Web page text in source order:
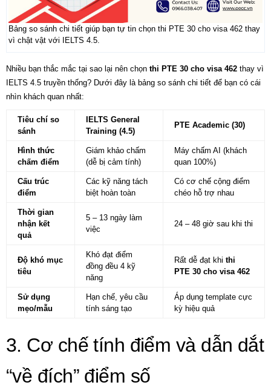
Bảng so sánh chi tiết giúp bạn tự tin chọn thi PTE 30 cho visa 462 thay
vì chật vật với IELTS 4.5.
Nhiều bạn thắc mắc tại sao lại nên chọn thi PTE 30 cho visa 462 thay vì
IELTS 4.5 truyền thống? Dưới đây là bảng so sánh chi tiết để bạn có cái
nhìn khách quan nhất:
Tiêu chí so
sánh
IELTS General
Training (4.5)
PTE Academic (30)
Hình thức
chấm điểm
Giám khảo chấm
(dễ bị cảm tính)
Máy chấm AI (khách
quan 100%)
Cấu trúc
điểm
Các kỹ năng tách
biệt hoàn toàn
Có cơ chế cộng điểm
chéo hỗ trợ nhau
Thời gian
nhận kết
quả
5 – 13 ngày làm
việc
24 – 48 giờ sau khi thi
Độ khó mục
tiêu
Khó đạt điểm
đồng đều 4 kỹ
năng
Rất dễ đạt khithi
PTE 30 cho visa 462
Sử dụng
mẹo/mẫu
Hạn chế, yêu cầu
tính sáng tạo
Áp dụng template cực
kỳ hiệu quả
3. Cơ chế tính điểm và dẫn dắt
“về đích” điểm số